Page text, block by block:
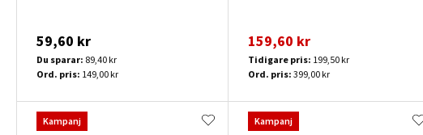
59,60 kr
Du sparar: 89,40 kr
Ord. pris: 149,00 kr
159,60 kr
Tidigare pris: 199,50 kr
Ord. pris: 399,00 kr
Kampanj Kampanj